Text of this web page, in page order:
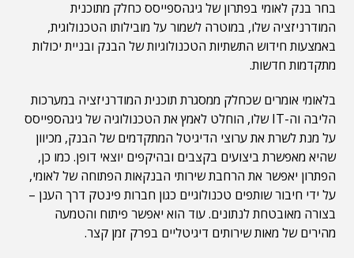
בחר בנק לאומי בפתרון של גיגהספייסס כחלק מתוכנית
המודרניזציה שלו, במוטרה לשמור על מובילותו הטכנולוגית,
באמצעות חידוש התשתיות הטכנולוגיות של הבנק ובניית יכולות
מתקדמות חדשות.
בלאומי אומרים שכחלק ממסגרת תוכנית המודרניזציה במערכות
הליבה וה-IT שלו, הוחלט לאמץ את הטכנולוגיה של גיגהספייסס
על מנת לשרת את ערוצי הדיגיטל המתקדמים של הבנק, מכיוון
שהיא מאפשרת ביצועים בקצבים ובהיקפים יוצאי דופן. כמו כן,
הפתרון יאפשר את הרחבת שירותי הבנקאות הפתוחה של לאומי,
על ידי חיבור שותפים טכנולוגיים כגון חברות פינטק דרך הענן –
בצורה מאובטחת לנתונים. עוד הוא יאפשר פיתוח והטמעה
מהירים של מאות שירותים דיגיטליים בפרק זמן קצר.